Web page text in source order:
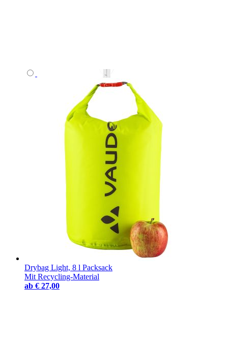
Drybag Light, 8 l Packsack
Mit Recycling-Material
ab € 27,00